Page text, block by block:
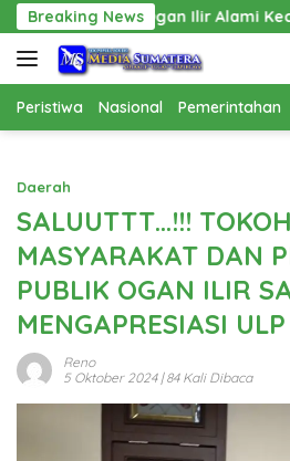
Langsung
ke
konten
Breaking News
Kecelakaan Tunggal
Peristiwa Nasional Pemerintahan
Daerah
SALUUTTT…!!! TOKOH
MASYARAKAT DAN
PUBLIK OGAN ILIR
MENGAPRESIASI
Reno
5 Oktober 2024| 84 Kali Dibaca